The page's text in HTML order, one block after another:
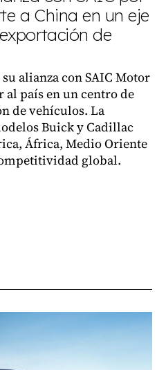
a China en un eje
de
alianza con SAIC Motor
país en un centro de
de vehículos. La
Buick y Cadillac
África, Medio Oriente
global.